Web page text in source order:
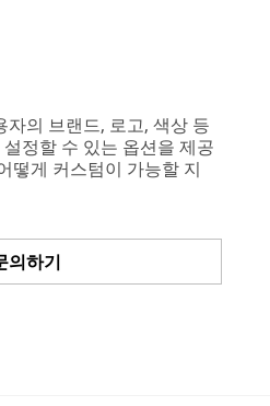
의 브랜드, 로고, 색상 등
정할 수 있는 옵션을 제공
떻게 커스텀이 가능할 지
의하기